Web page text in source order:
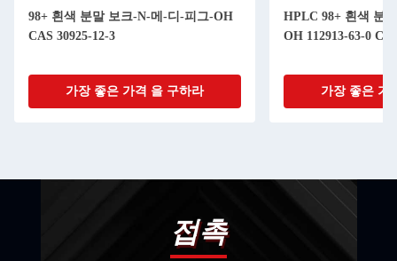
98+ 흰색 분말 보크-N-메-디-피그-OH
CAS 30925-12-3
가장 좋은 가격 을 구하라
HPLC 98+ 흰색 분
OH 112913-63-0
가장 좋은 가
접촉